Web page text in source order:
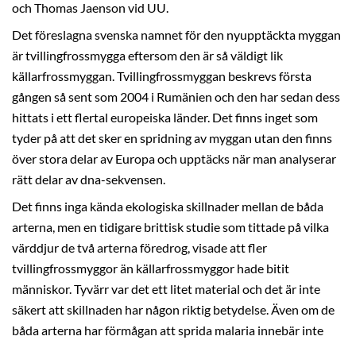
och Thomas Jaenson vid UU.
Det föreslagna svenska namnet för den nyupptäckta myggan
är tvillingfrossmygga eftersom den är så väldigt lik
källarfrossmyggan. Tvillingfrossmyggan beskrevs första
gången så sent som 2004 i Rumänien och den har sedan dess
hittats i ett flertal europeiska länder. Det finns inget som
tyder på att det sker en spridning av myggan utan den finns
över stora delar av Europa och upptäcks när man analyserar
rätt delar av dna-sekvensen.
Det finns inga kända ekologiska skillnader mellan de båda
arterna, men en tidigare brittisk studie som tittade på vilka
värddjur de två arterna föredrog, visade att fler
tvillingfrossmyggor än källarfrossmyggor hade bitit
människor. Tyvärr var det ett litet material och det är inte
säkert att skillnaden har någon riktig betydelse. Även om de
båda arterna har förmågan att sprida malaria innebär inte